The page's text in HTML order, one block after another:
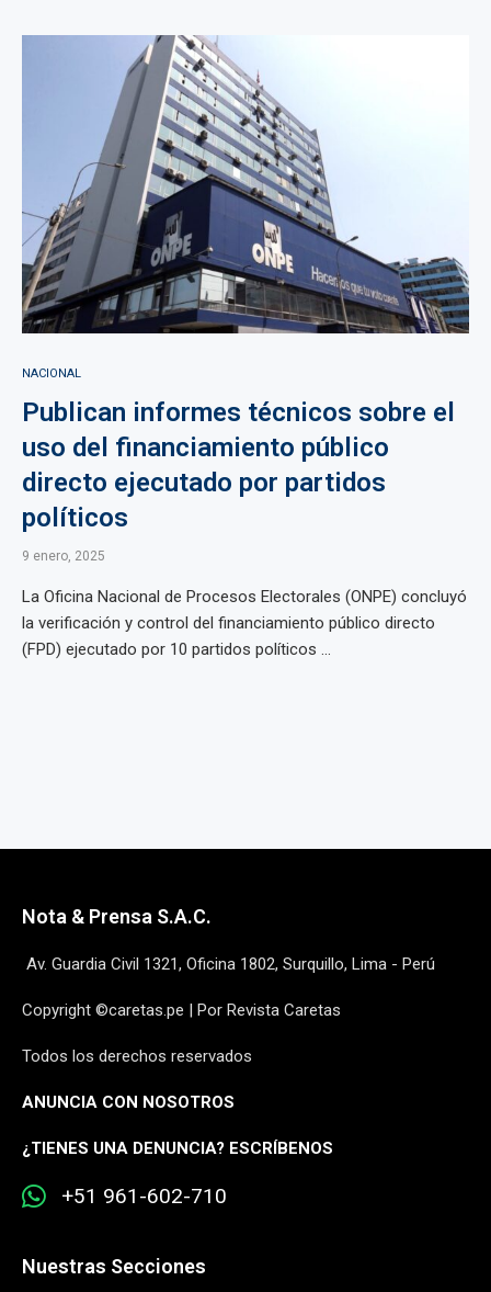
NACIONAL
Publican informes técnicos sobre el
uso del financiamiento público
directo ejecutado por partidos
políticos
9 enero, 2025
La Oficina Nacional de Procesos Electorales (ONPE) concluyó
la verificación y control del financiamiento público directo
(FPD) ejecutado por 10 partidos políticos ...
Nota & Prensa S.A.C.
Av. Guardia Civil 1321, Oficina 1802, Surquillo, Lima - Perú
Copyright ©caretas.pe | Por Revista Caretas
Todos los derechos reservados
ANUNCIA CON NOSOTROS
¿TIENES UNA DENUNCIA? ESCRÍBENOS
+51 961-602-710
Nuestras Secciones